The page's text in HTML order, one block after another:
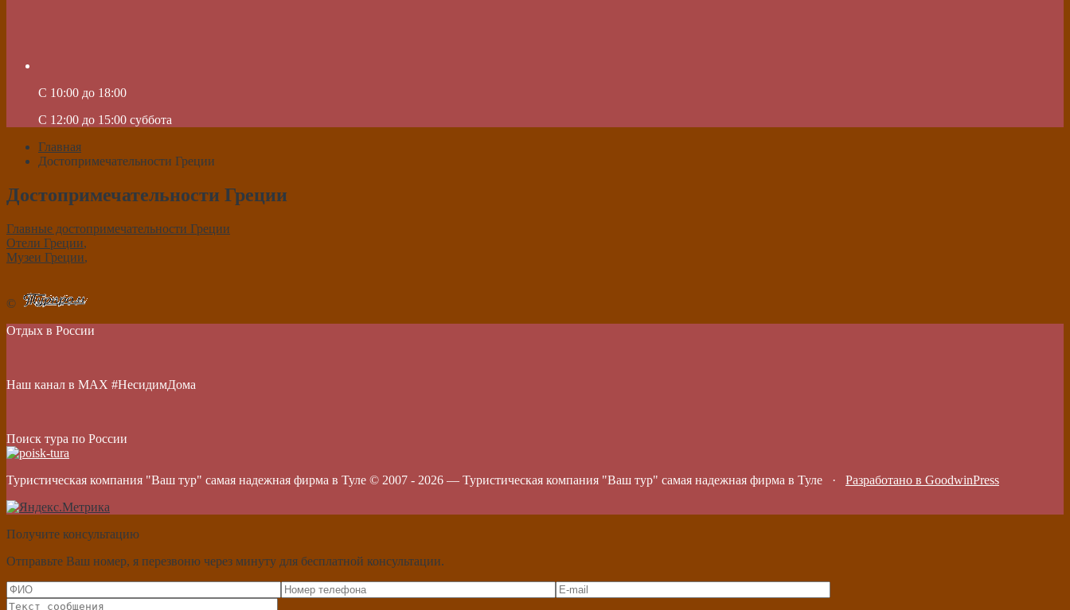
C 10:00 до 18:00
C 12:00 до 15:00 суббота
Главная
Достопримечательности Греции
Достопримечательности Греции
Главные достопримечательности Греции
Отели Греции,
Музеи Греции,
©
Отдых в России
Наш канал в МАХ #НесидимДома
Поиск тура по России
Туристическая компания "Ваш тур" самая надежная фирма в Туле © 2007 - 2026 — Туристическая компания "Ваш тур" самая надежная фирма в Туле · Разработано в GoodwinPress
Получите консультацию
Отправьте Ваш номер, я перезвоню через минуту для бесплатной консультации.